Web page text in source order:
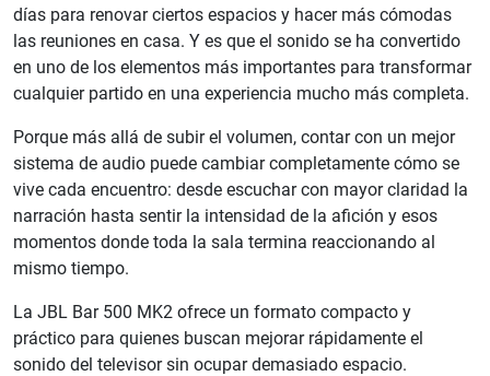
días para renovar ciertos espacios y hacer más cómodas
las reuniones en casa. Y es que el sonido se ha convertido
en uno de los elementos más importantes para transformar
cualquier partido en una experiencia mucho más completa.
Porque más allá de subir el volumen, contar con un mejor
sistema de audio puede cambiar completamente cómo se
vive cada encuentro: desde escuchar con mayor claridad la
narración hasta sentir la intensidad de la afición y esos
momentos donde toda la sala termina reaccionando al
mismo tiempo.
La JBL Bar 500 MK2 ofrece un formato compacto y
práctico para quienes buscan mejorar rápidamente el
sonido del televisor sin ocupar demasiado espacio.